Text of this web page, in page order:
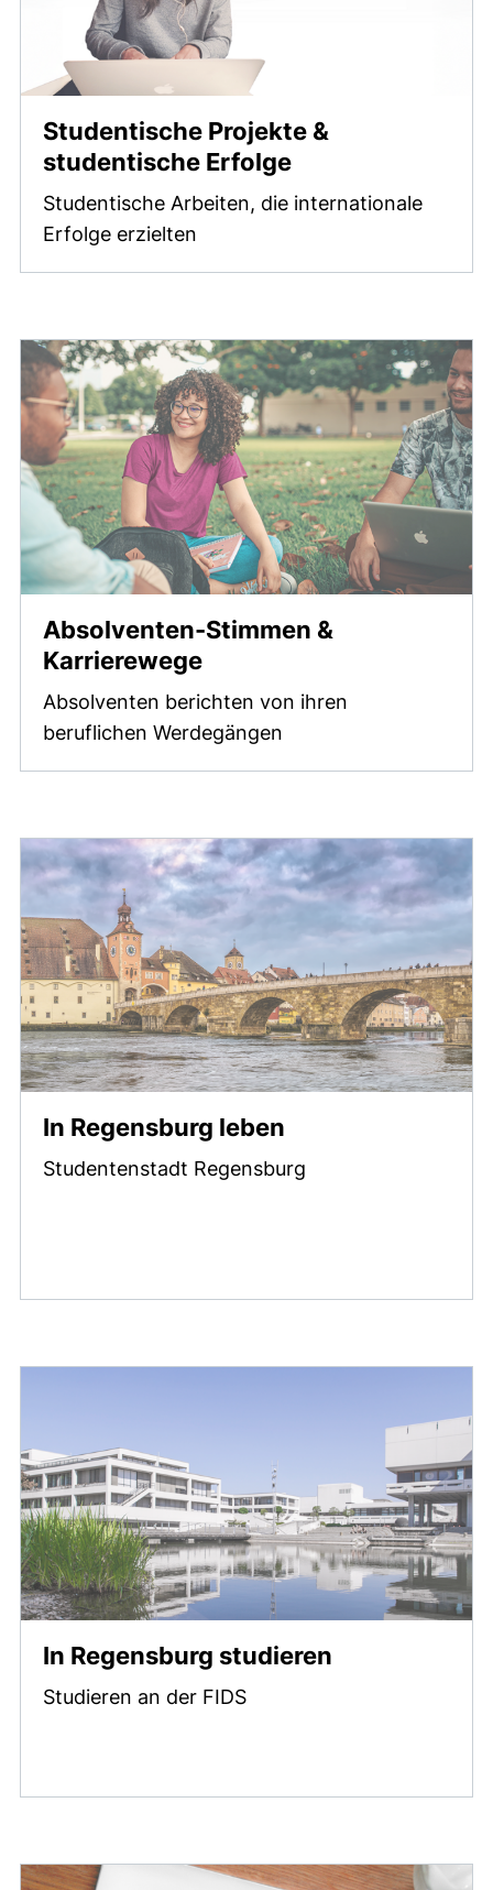
Studentische Projekte &
studentische Erfolge
Studentische Arbeiten, die internationale
Erfolge erzielten
Absolventen-Stimmen &
Karrierewege
Absolventen berichten von ihren
beruflichen Werdegängen
In Regensburg leben
Studentenstadt Regensburg
In Regensburg studieren
Studieren an der FIDS